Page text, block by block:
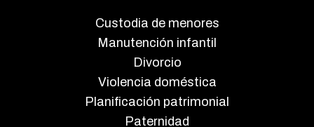
Custodia de menores
Manutención infantil
Divorcio
Violencia doméstica
Planificación patrimonial
Paternidad